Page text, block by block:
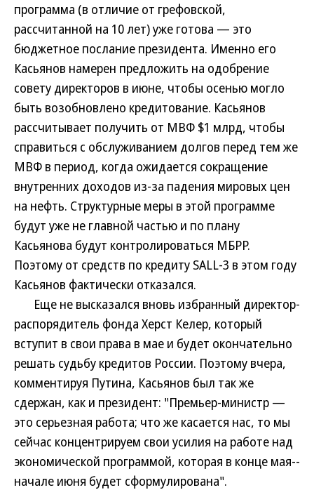
программа (в отличие от грефовской,
рассчитанной на 10 лет) уже готова — это
бюджетное послание президента. Именно его
Касьянов намерен предложить на одобрение
совету директоров в июне, чтобы осенью могло
быть возобновлено кредитование. Касьянов
рассчитывает получить от МВФ $1 млрд, чтобы
справиться с обслуживанием долгов перед тем же
МВФ в период, когда ожидается сокращение
внутренних доходов из-за падения мировых цен
на нефть. Структурные меры в этой программе
будут уже не главной частью и по плану
Касьянова будут контролироваться МБРР.
Поэтому от средств по кредиту SALL-3 в этом году
Касьянов фактически отказался.
Еще не высказался вновь избранный директор-
распорядитель фонда Херст Келер, который
вступит в свои права в мае и будет окончательно
решать судьбу кредитов России. Поэтому вчера,
комментируя Путина, Касьянов был так же
сдержан, как и президент: "Премьер-министр —
это серьезная работа; что же касается нас, то мы
сейчас концентрируем свои усилия на работе над
экономической программой, которая в конце мая--
начале июня будет сформулирована".